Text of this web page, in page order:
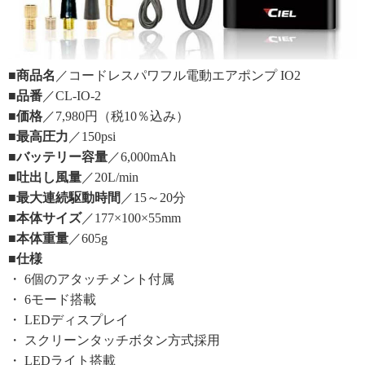
■商品名 ／コードレスパワフル電動エアポンプ IO2
■品番 ／CL-IO-2
■価格 ／7,980円（税10％込み）
■最高圧力 ／150psi
■バッテリー容量 ／6,000mAh
■吐出し風量 ／20L/min
■最大連続駆動時間 ／15～20分
■本体サイズ／177×100×55mm
■本体重量 ／605g
■仕様
・ 6個のアタッチメント付属
・ 6モード搭載
・ LEDディスプレイ
・ スクリーンタッチボタン方式採用
・ LEDライト搭載